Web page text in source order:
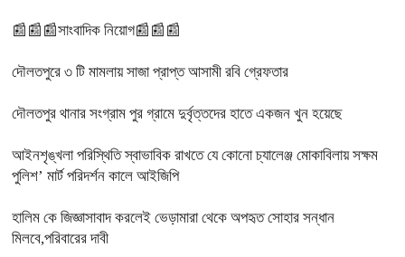
📰📰📰সাংবাদিক নিয়োগ📰📰📰
দৌলতপুরে ৩ টি মামলায় সাজা প্রাপ্ত আসামী রবি গ্রেফতার
দৌলতপুর থানার সংগ্রাম পুর গ্রামে দুর্বৃত্তদের হাতে একজন খুন হয়েছে
আইনশৃঙ্খলা পরিস্থিতি স্বাভাবিক রাখতে যে কোনো চ্যালেঞ্জ মোকাবিলায় সক্ষম
পুলিশ’ মার্ট পরিদর্শন কালে আইজিপি
হালিম কে জিজ্ঞাসাবাদ করলেই ভেড়ামারা থেকে অপহৃত সোহার সন্ধান
মিলবে,পরিবারের দাবী